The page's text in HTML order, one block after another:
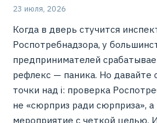
23 июля, 2026
Когда в дверь стучится
Роспотребнадзора, у
предпринимателей
рефлекс — паника. Но давайте
точки над i: проверка
не «сюрприз ради сюрприза»,
мероприятие с четкой целью.